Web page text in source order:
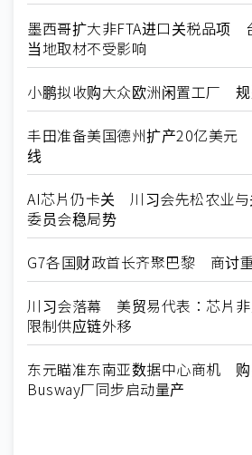
墨西哥扩大非FTA进口关税品项
当地取材不受影响
小鹏拟收购大众欧洲闲置工厂
丰田准备美国德州扩产20亿美元
线
AI芯片仍卡关 川习会先松农业与
委员会稳局势
G7各国财政首长齐聚巴黎 商讨
川习会落幕 美贸易代表：芯片
限制供应链外移
东元瞄准东南亚数据中心商机
Busway厂同步启动量产